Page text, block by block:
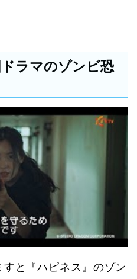
ドラマのゾンビ恐
と『ハピネス』のゾン